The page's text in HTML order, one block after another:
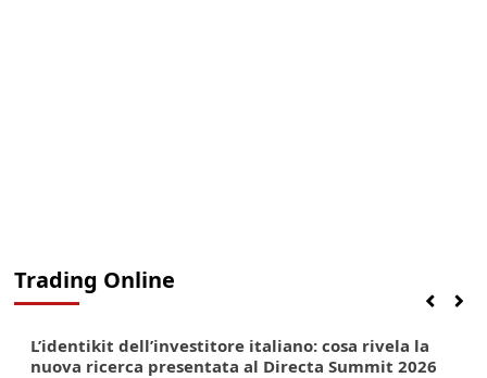
Trading Online
L’identikit dell’investitore italiano: cosa rivela la
nuova ricerca presentata al Directa Summit 2026